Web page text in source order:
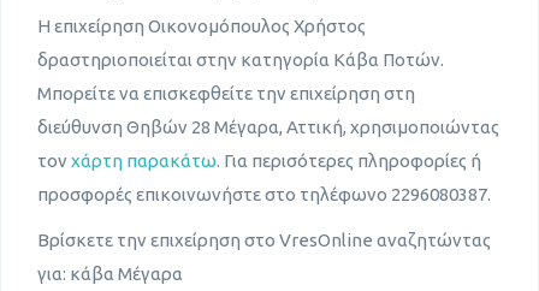
Η επιχείρηση Οικονομόπουλος Χρήστος
δραστηριοποιείται στην κατηγορία Κάβα Ποτών.
Μπορείτε να επισκεφθείτε την επιχείρηση στη
διεύθυνση Θηβών 28 Μέγαρα, Αττική, χρησιμοποιώντας
τον χάρτη παρακάτω. Για περισότερες πληροφορίες ή
προσφορές επικοινωνήστε στο τηλέφωνο 2296080387.
Βρίσκετε την επιχείρηση στο VresOnline αναζητώντας
για: κάβα Μέγαρα